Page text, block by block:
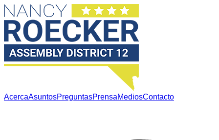
AcercaAsuntosPreguntasPrensaMediosContacto